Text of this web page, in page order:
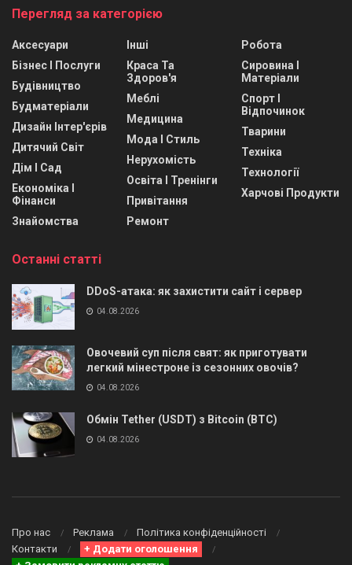
Перегляд за категорією
Аксесуари
Бізнес І Послуги
Будівництво
Будматеріали
Дизайн Інтер'єрів
Дитячий Світ
Дім І Сад
Економіка І
Фінанси
Знайомства
Інші
Краса Та
Здоров'я
Меблі
Медицина
Мода І Стиль
Нерухомість
Освіта І Тренінги
Привітання
Ремонт
Робота
Сировина І
Матеріали
Спорт І
Відпочинок
Тварини
Техніка
Технології
Харчові Продукти
Останні статті
DDoS-атака: як захистити сайт і сервер
04.08.2026
Овочевий суп після свят: як приготувати
легкий мінестроне із сезонних овочів?
04.08.2026
Обмін Tether (USDT) з Bitcoin (BTC)
04.08.2026
Про нас Реклама
Політика конфіденційності
Контакти
+ Додати оголошення